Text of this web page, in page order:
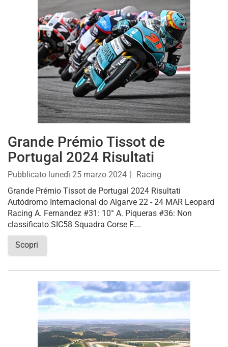
Grande Prémio Tissot de
Portugal 2024 Risultati
Pubblicato lunedì 25 marzo 2024
Racing
Grande Prémio Tissot de Portugal 2024 Risultati
Autódromo Internacional do Algarve 22 - 24 MAR Leopard
Racing A. Fernandez #31: 10° A. Piqueras #36: Non
classificato SIC58 Squadra Corse F....
Scopri